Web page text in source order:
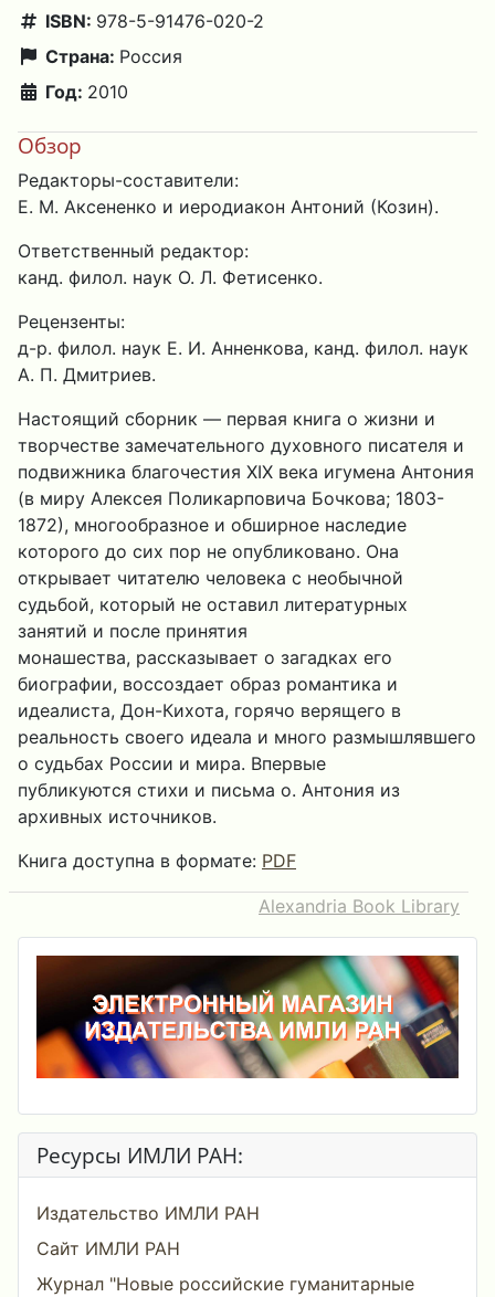
ISBN: 978-5-91476-020-2
Страна: Россия
Год: 2010
Обзор
Редакторы-составители:
Е. М. Аксененко и иеродиакон Антоний (Козин).
Ответственный редактор:
канд. филол. наук О. Л. Фетисенко.
Рецензенты:
д-р. филол. наук Е. И. Анненкова, канд. филол. наук
А. П. Дмитриев.
Настоящий сборник — первая книга о жизни и
творчестве замечательного духовного писателя и
подвижника благочестия XIX века игумена Антония
(в миру Алексея Поликарповича Бочкова; 1803-
1872), многообразное и обширное наследие
которого до сих пор не опубликовано. Она
открывает читателю человека с необычной
судьбой, который не оставил литературных
занятий и после принятия
монашества, рассказывает о загадках его
биографии, воссоздает образ романтика и
идеалиста, Дон-Кихота, горячо верящего в
реальность своего идеала и много размышлявшего
о судьбах России и мира. Впервые
публикуются стихи и письма о. Антония из
архивных источников.
Книга доступна в формате: PDF
Alexandria Book Library
Ресурсы ИМЛИ РАН:
Издательство ИМЛИ РАН
Сайт ИМЛИ РАН
Журнал "Новые российские гуманитарные